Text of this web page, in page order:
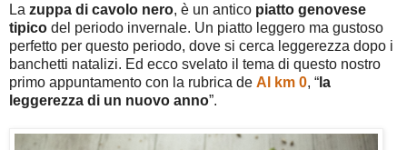
La zuppa di cavolo nero, è un antico piatto genovese
tipico del periodo invernale. Un piatto leggero ma gustoso
perfetto per questo periodo, dove si cerca leggerezza dopo i
banchetti natalizi. Ed ecco svelato il tema di questo nostro
primo appuntamento con la rubrica de Al km 0, “ la
leggerezza di un nuovo anno”.